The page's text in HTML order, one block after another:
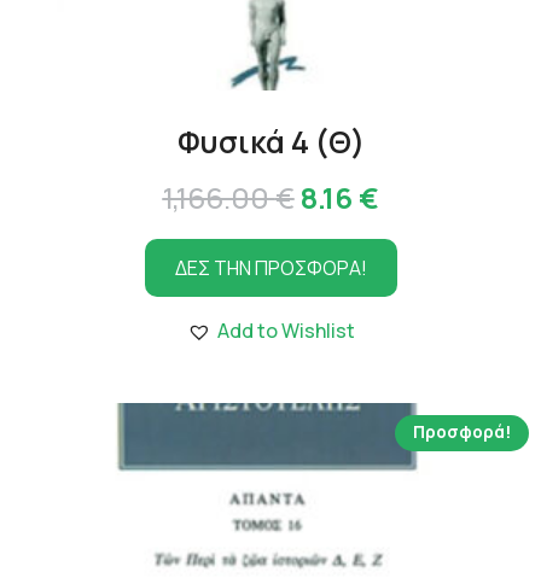
Φυσικά 4 (Θ)
1,166.00€Original
price
was:
1,166.00 €.
8.16 €Η
τρέχουσα
τιμή
ΔΕΣ ΤΗΝ ΠΡΟΣΦΟΡΑ!
Add to Wishlist
Προσφορά!